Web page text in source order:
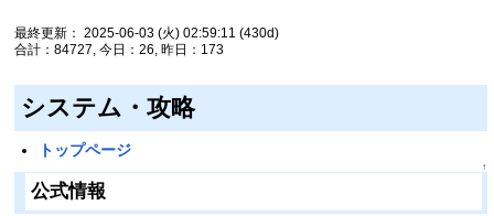
最終更新： 2025-06-03 (火) 02:59:11 (430d)
合計：84727, 今日：26, 昨日：173
システム・攻略
トップページ
↑
公式情報